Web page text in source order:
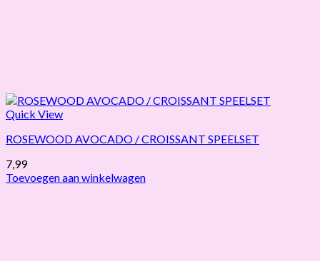
Quick View
ROSEWOOD AVOCADO / CROISSANT SPEELSET
7,99
Toevoegen aan winkelwagen